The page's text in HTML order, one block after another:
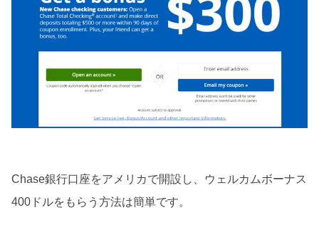
Chase銀行口座をアメリカで開設し、ウェルカムボーナス
400ドルをもらう方法は簡単です。